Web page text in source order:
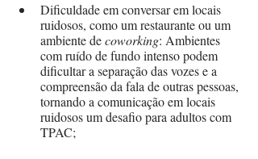
Dificuldade em conversar em locais
ruidosos, como um restaurante ou um
ambiente de coworking: Ambientes
com ruído de fundo intenso podem
dificultar a separação das vozes e a
compreensão da fala de outras pessoas,
tornando a comunicação em locais
ruidosos um desafio para adultos com
TPAC;